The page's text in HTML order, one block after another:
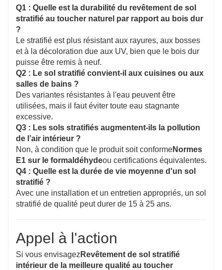
Q1 : Quelle est la durabilité du revêtement de sol
stratifié au toucher naturel par rapport au bois dur
?
Le stratifié est plus résistant aux rayures, aux bosses
et à la décoloration due aux UV, bien que le bois dur
puisse être remis à neuf.
Q2 : Le sol stratifié convient-il aux cuisines ou aux
salles de bains ?
Des variantes résistantes à l'eau peuvent être
utilisées, mais il faut éviter toute eau stagnante
excessive.
Q3 : Les sols stratifiés augmentent-ils la pollution
de l’air intérieur ?
Non, à condition que le produit soit conformeNormes
E1 sur le formaldéhydeou certifications équivalentes.
Q4 : Quelle est la durée de vie moyenne d'un sol
stratifié ?
Avec une installation et un entretien appropriés, un sol
stratifié de qualité peut durer de 15 à 25 ans.
Appel à l'action
Si vous envisagez Revêtement de sol stratifié
intérieur de la meilleure qualité au toucher